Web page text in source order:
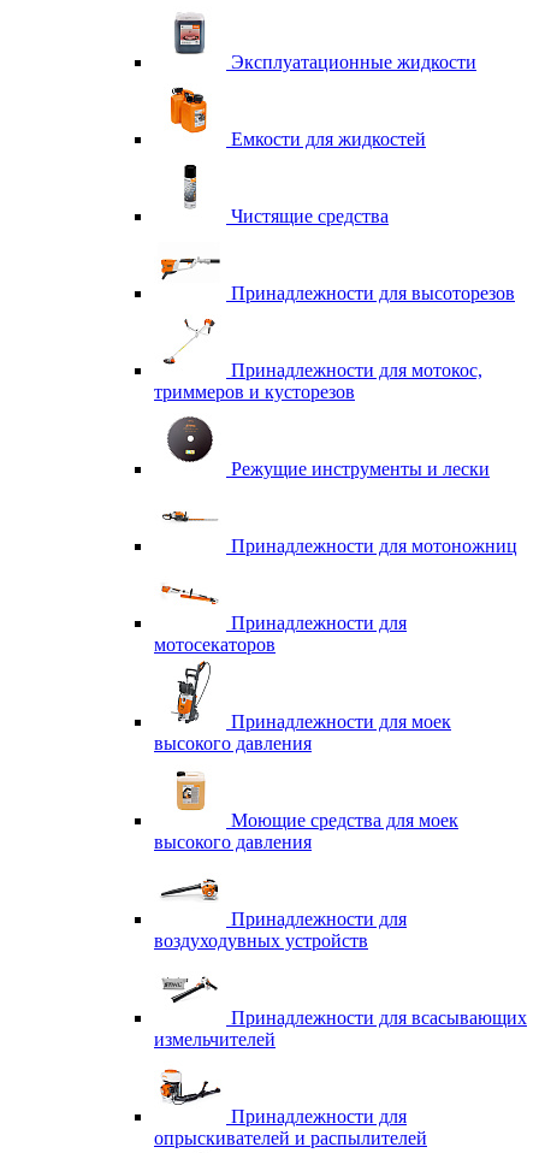
Эксплуатационные жидкости
Емкости для жидкостей
Чистящие средства
Принадлежности для высоторезов
Принадлежности для мотокос,
триммеров и кусторезов
Режущие инструменты и лески
Принадлежности для мотоножниц
Принадлежности для
мотосекаторов
Принадлежности для моек
высокого давления
Моющие средства для моек
высокого давления
Принадлежности для
воздуходувных устройств
Принадлежности для всасывающих
измельчителей
Принадлежности для
опрыскивателей и распылителей